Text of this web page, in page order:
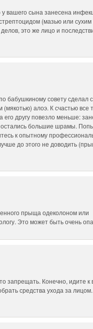
у вашего сына занесена
(мазью или
это же лицо и
бабушкиному совету сделал
алоэ. К счастью все
другу повезло меньше:
остались большие шрамы.
к опытному
до этого не доводить
прыща одеколоном или
Это может быть очень
запрещать. Конечно, идите к
средства ухода за